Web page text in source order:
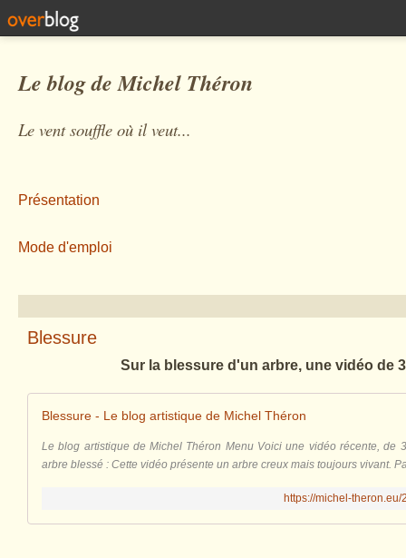
Le blog de Michel Théron
Le vent souffle où il veut...
Présentation
Mode d'emploi
Blessure
Sur la blessure d'un arbre, une vidéo de
Blessure - Le blog artistique de Michel Théron
Le blog artistique de Michel Théron Menu Voici une vidéo récente, de
arbre blessé : Cette vidéo présente un arbre creux mais toujours vivant.
https://michel-